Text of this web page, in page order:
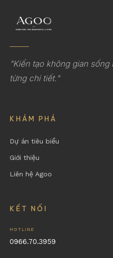
"Kiến tạo không gian
từng chi tiết."
KHÁM PHÁ
Dự án tiêu biểu
Giới thiệu
Liên hệ Agoo
KẾT NỐI
HOTLINE
0966.70.3959